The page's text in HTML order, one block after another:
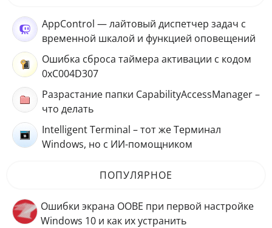
AppControl — лайтовый диспетчер задач с
временной шкалой и функцией оповещений
Ошибка сброса таймера активации с кодом
0xC004D307
Разрастание папки CapabilityAccessManager –
что делать
Intelligent Terminal – тот же Терминал
Windows, но с ИИ-помощником
ПОПУЛЯРНОЕ
Ошибки экрана OOBE при первой настройке
Windows 10 и как их устранить